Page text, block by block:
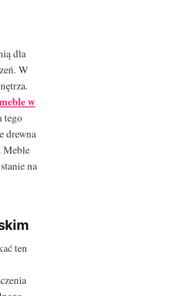
dla
W
w
tego
drewna
Meble
na
ten